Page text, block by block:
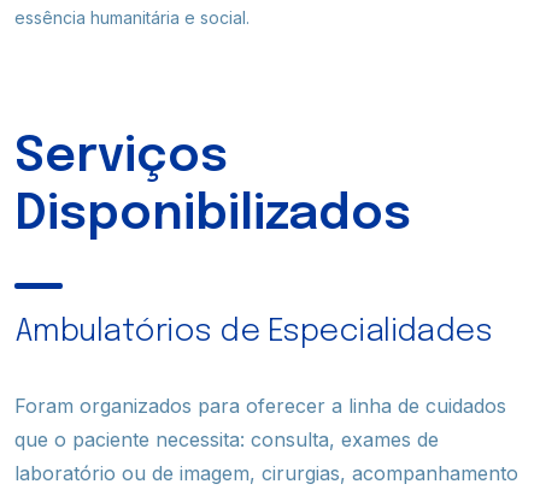
Estamos
Serviços
Online
Conosco
essência humanitária e social.
Serviços
Disponibilizados
Ambulatórios de Especialidades
Foram organizados para oferecer a linha de cuidados
que o paciente necessita: consulta, exames de
laboratório ou de imagem, cirurgias, acompanhamento
Completo para você, essencial para sua saúde. O Círculo
Planos para empresas